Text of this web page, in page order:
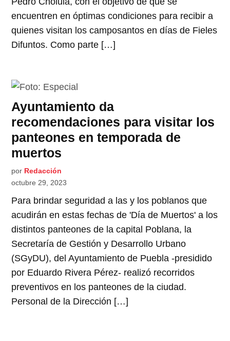
encuentren en óptimas condiciones para recibir a
quienes visitan los camposantos en días de Fieles
Difuntos. Como parte […]
Ayuntamiento da
recomendaciones para visitar los
panteones en temporada de
muertos
por Redacción
octubre 29, 2023
Para brindar seguridad a las y los poblanos que
acudirán en estas fechas de 'Día de Muertos' a los
distintos panteones de la capital Poblana, la
Secretaría de Gestión y Desarrollo Urbano
(SGyDU), del Ayuntamiento de Puebla -presidido
por Eduardo Rivera Pérez- realizó recorridos
preventivos en los panteones de la ciudad.
Personal de la Dirección […]